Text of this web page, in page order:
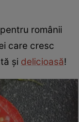
românii
care cresc
și delicioasă!